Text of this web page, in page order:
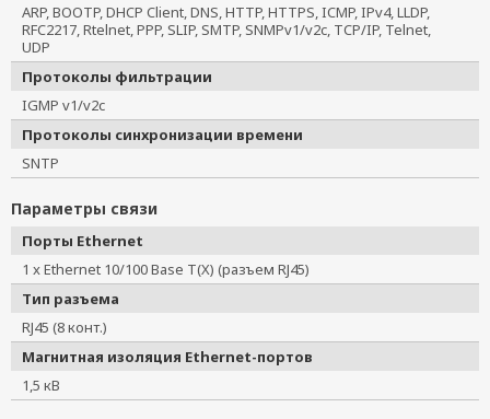
ARP, BOOTP, DHCP Client, DNS, HTTP, HTTPS, ICMP, IPv4, LLDP,
RFC2217, Rtelnet, PPP, SLIP, SMTP, SNMPv1/v2c, TCP/IP, Telnet,
UDP
Протоколы фильтрации
IGMP v1/v2c
Протоколы синхронизации времени
SNTP
Параметры связи
Порты Ethernet
1 x Ethernet 10/100 Base T(X) (разъем RJ45)
Тип разъема
RJ45 (8 конт.)
Магнитная изоляция Ethernet-портов
1,5 кВ